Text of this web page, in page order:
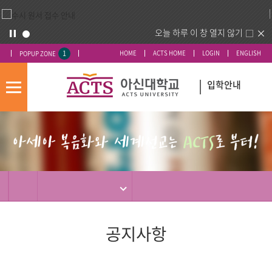
오늘 하루 이 창 열지 않기
POPUP ZONE 1 HOME ACTS HOME LOGIN ENGLISH
모
뉴
입학안내
공지사항